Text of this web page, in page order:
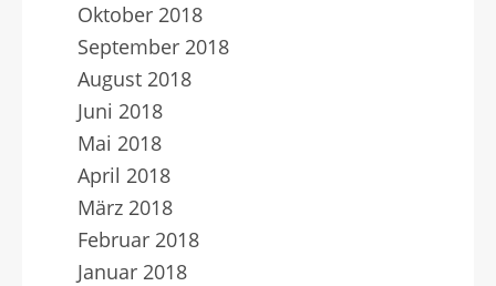
Oktober 2018
September 2018
August 2018
Juni 2018
Mai 2018
April 2018
März 2018
Februar 2018
Januar 2018